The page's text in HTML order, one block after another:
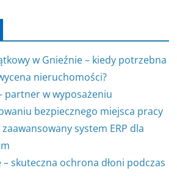
w Gnieźnie – kiedy potrzebna
nieruchomości?
partner w wyposażeniu
bezpiecznego miejsca pracy
system ERP dla
skuteczna ochrona dłoni podczas